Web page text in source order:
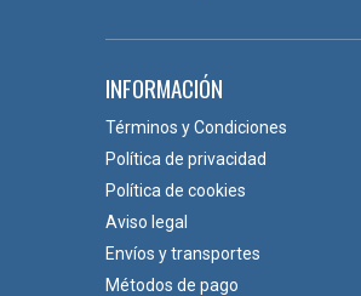
INFORMACIÓN
Términos y Condiciones
Política de privacidad
Política de cookies
Aviso legal
Envíos y transportes
Métodos de pago